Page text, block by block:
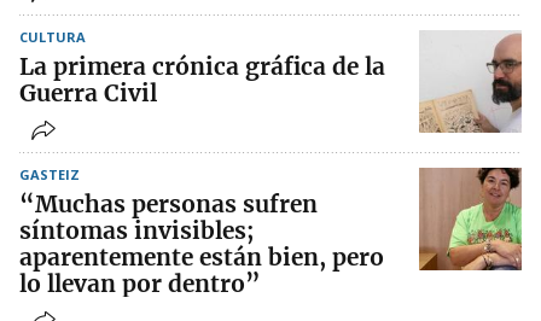
CULTURA
La primera crónica gráfica de la
Guerra Civil
GASTEIZ
“Muchas personas sufren
síntomas invisibles;
aparentemente están bien, pero
lo llevan por dentro”